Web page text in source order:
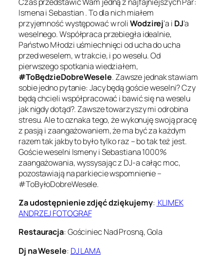
Ismena i Sebastian . To dla nich miałem
przyjemność występować w roliWodzirej’a i DJ’a
weselnego. Współpraca przebiegła idealnie,
Państwo Młodzi uśmiechnięci od ucha do ucha
przed weselem, w trakcie, i po weselu. Od
pierwszego spotkania wiedziałem,
#ToBędzieDobreWesele. Zawsze jednak stawiam
sobie jedno pytanie: Jacy będą goście weselni? Czy
będą chcieli współpracować i bawić się na weselu
jak nigdy dotąd?. Zawsze towarzyszy mi odrobina
stresu. Ale to oznaka tego, że wykonuję swoją pracę
z pasją i zaangażowaniem, że ma być za każdym
razem tak jakby to było tylko raz – bo tak też jest.
Goście weselni Ismeny i Sebastiana 1000%
zaangażowania, wyssysając z DJ-a całąc moc,
pozostawiają na parkiecie wspomnienie –
#ToByłoDobreWesele.
Za udostępnienie zdjęć dziękujemy: KLIMEK
ANDRZEJ FOTOGRAF
Restauracja: Gościniec Nad Prosną, Gola
Dj na Wesele: DJ LAMA